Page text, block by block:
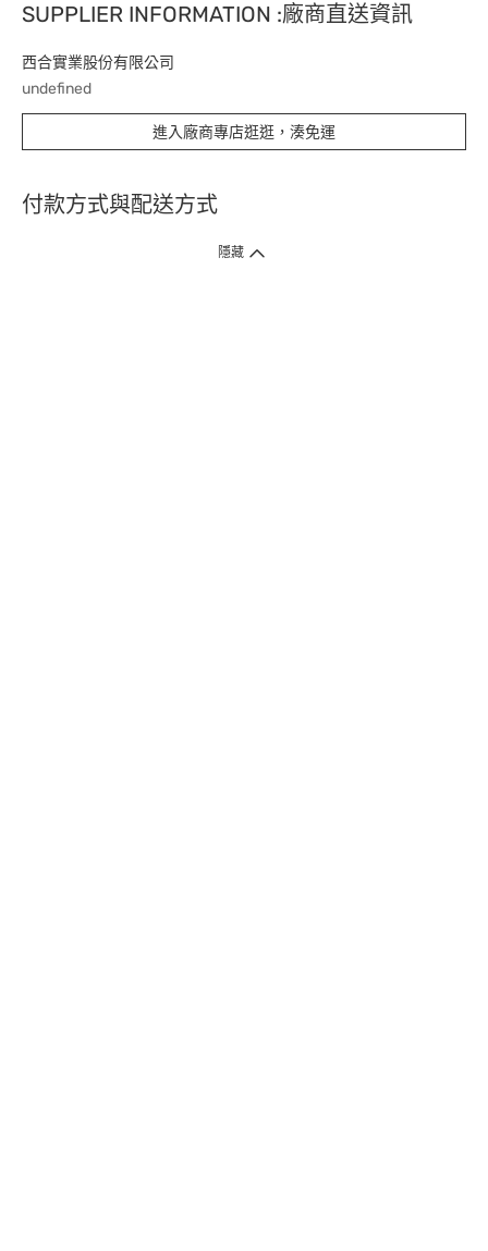
SUPPLIER INFORMATION :廠商直送資訊
西合實業股份有限公司
undefined
進入廠商專店逛逛，湊免運
付款方式與配送方式
隱藏